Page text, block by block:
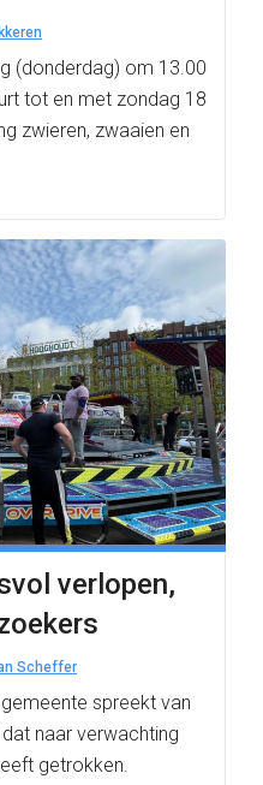
(donderdag) om 13.00
tot en met zondag 18
zwieren, zwaaien en
verlopen,
Scheffer
spreekt van
naar verwachting
getrokken.